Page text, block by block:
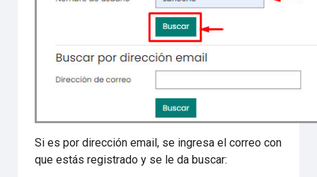
Si es por dirección email, se ingresa el correo con
que estás registrado y se le da buscar: